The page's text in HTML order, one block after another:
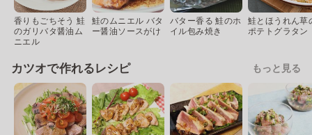
香りもごちそう 鮭
のガリバタ醤油ム
ニエル
鮭のムニエル バタ
ー醤油ソースがけ
バター香る 鮭のホ
イル包み焼き
鮭とほうれん草
ポテトグラタン
カツオで作れるレシピ もっと見る